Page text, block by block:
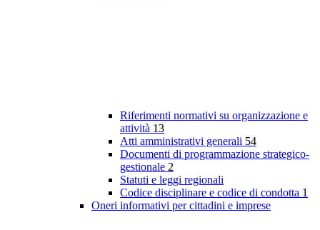
Riferimenti normativi su organizzazione e
attività 13
Atti amministrativi generali 54
Documenti di programmazione strategico-
gestionale 2
Statuti e leggi regionali
Codice disciplinare e codice di condotta 1
Oneri informativi per cittadini e imprese